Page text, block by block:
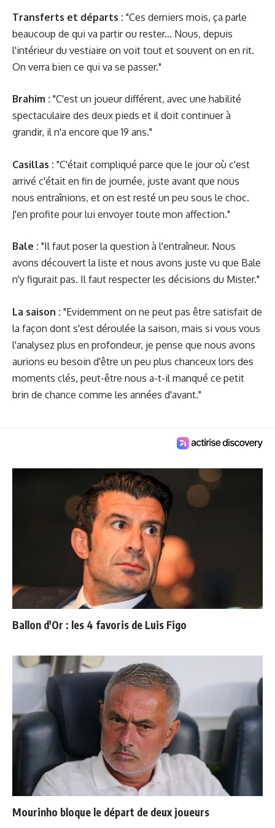
Transferts et départs : "Ces derniers mois, ça parle
beaucoup de qui va partir ou rester... Nous, depuis
l'intérieur du vestiaire on voit tout et souvent on en rit.
On verra bien ce qui va se passer."
Brahim : "C'est un joueur différent, avec une habilité
spectaculaire des deux pieds et il doit continuer à
grandir, il n'a encore que 19 ans."
Casillas : "C'était compliqué parce que le jour où c'est
arrivé c'était en fin de journée, juste avant que nous
nous entraînions, et on est resté un peu sous le choc.
J'en profite pour lui envoyer toute mon affection."
Bale : "Il faut poser la question à l'entraîneur. Nous
avons découvert la liste et nous avons juste vu que Bale
n'y figurait pas. Il faut respecter les décisions du Mister."
La saison : "Evidemment on ne peut pas être satisfait de
la façon dont s'est déroulée la saison, mais si vous vous
l'analysez plus en profondeur, je pense que nous avons
aurions eu besoin d'être un peu plus chanceux lors des
moments clés, peut-être nous a-t-il manqué ce petit
brin de chance comme les années d'avant."
Ballon d'Or : les 4 favoris de Luis Figo
Mourinho bloque le départ de deux joueurs